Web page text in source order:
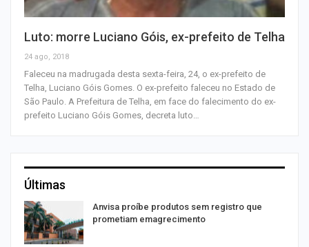
Luto: morre Luciano Góis, ex-prefeito de Telha
24 ago, 2018
Faleceu na madrugada desta sexta-feira, 24, o ex-prefeito de
Telha, Luciano Góis Gomes. O ex-prefeito faleceu no Estado de
São Paulo. A Prefeitura de Telha, em face do falecimento do ex-
prefeito Luciano Góis Gomes, decreta luto…
Últimas
Anvisa proíbe produtos sem registro que
prometiam emagrecimento